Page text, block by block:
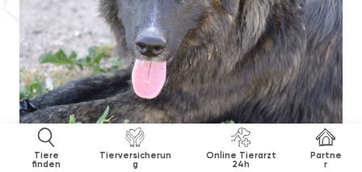
Tiere
finden
Tierversicherun
g
Online Tierarzt
24h
Partne
r